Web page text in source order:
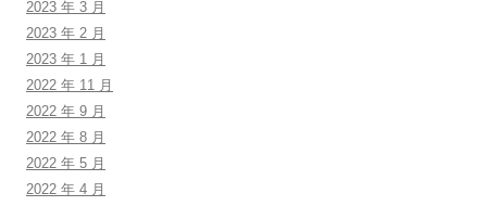
2023 年 3 月
2023 年 2 月
2023 年 1 月
2022 年 11 月
2022 年 9 月
2022 年 8 月
2022 年 5 月
2022 年 4 月